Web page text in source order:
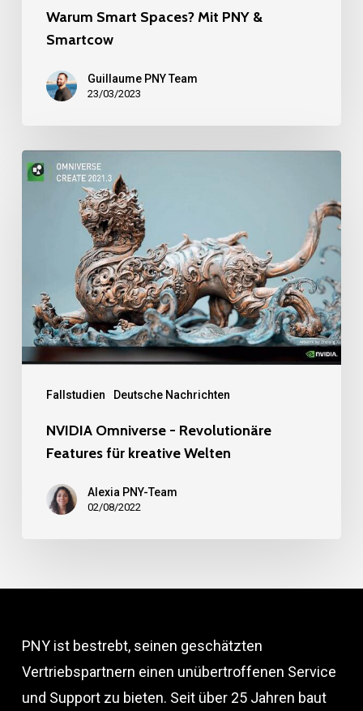
Warum Smart Spaces? Mit PNY &
Smartcow
Guillaume PNY Team
23/03/2023
Fallstudien Deutsche Nachrichten
NVIDIA
Omniverse
Revolutionäre
Features
kreative
Welten
NVIDIA Omniverse - Revolutionäre
Features für kreative Welten
Alexia PNY-Team
02/08/2022
PNY ist bestrebt, seinen geschätzten
Vertriebspartnern einen unübertroffenen Service
und Support zu bieten. Seit über 25 Jahren baut